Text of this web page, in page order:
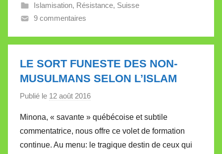
e
l
l
t
Islamisation, Résistance, Suisse
9 commentaires
LE SORT FUNESTE DES NON-
MUSULMANS SELON L’ISLAM
Publié le 12 août 2016
r
M
i
Minona, « savante » québécoise et subtile
commentatrice, nous offre ce volet de formation
continue. Au menu: le tragique destin de ceux qui